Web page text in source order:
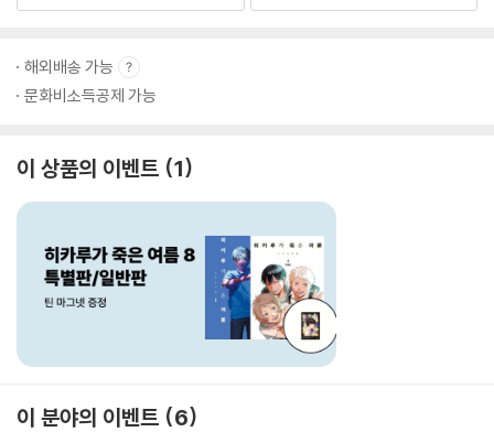
해외배송 가능
문화비소득공제 가능
이 상품의 이벤트 1
이 분야의 이벤트 6